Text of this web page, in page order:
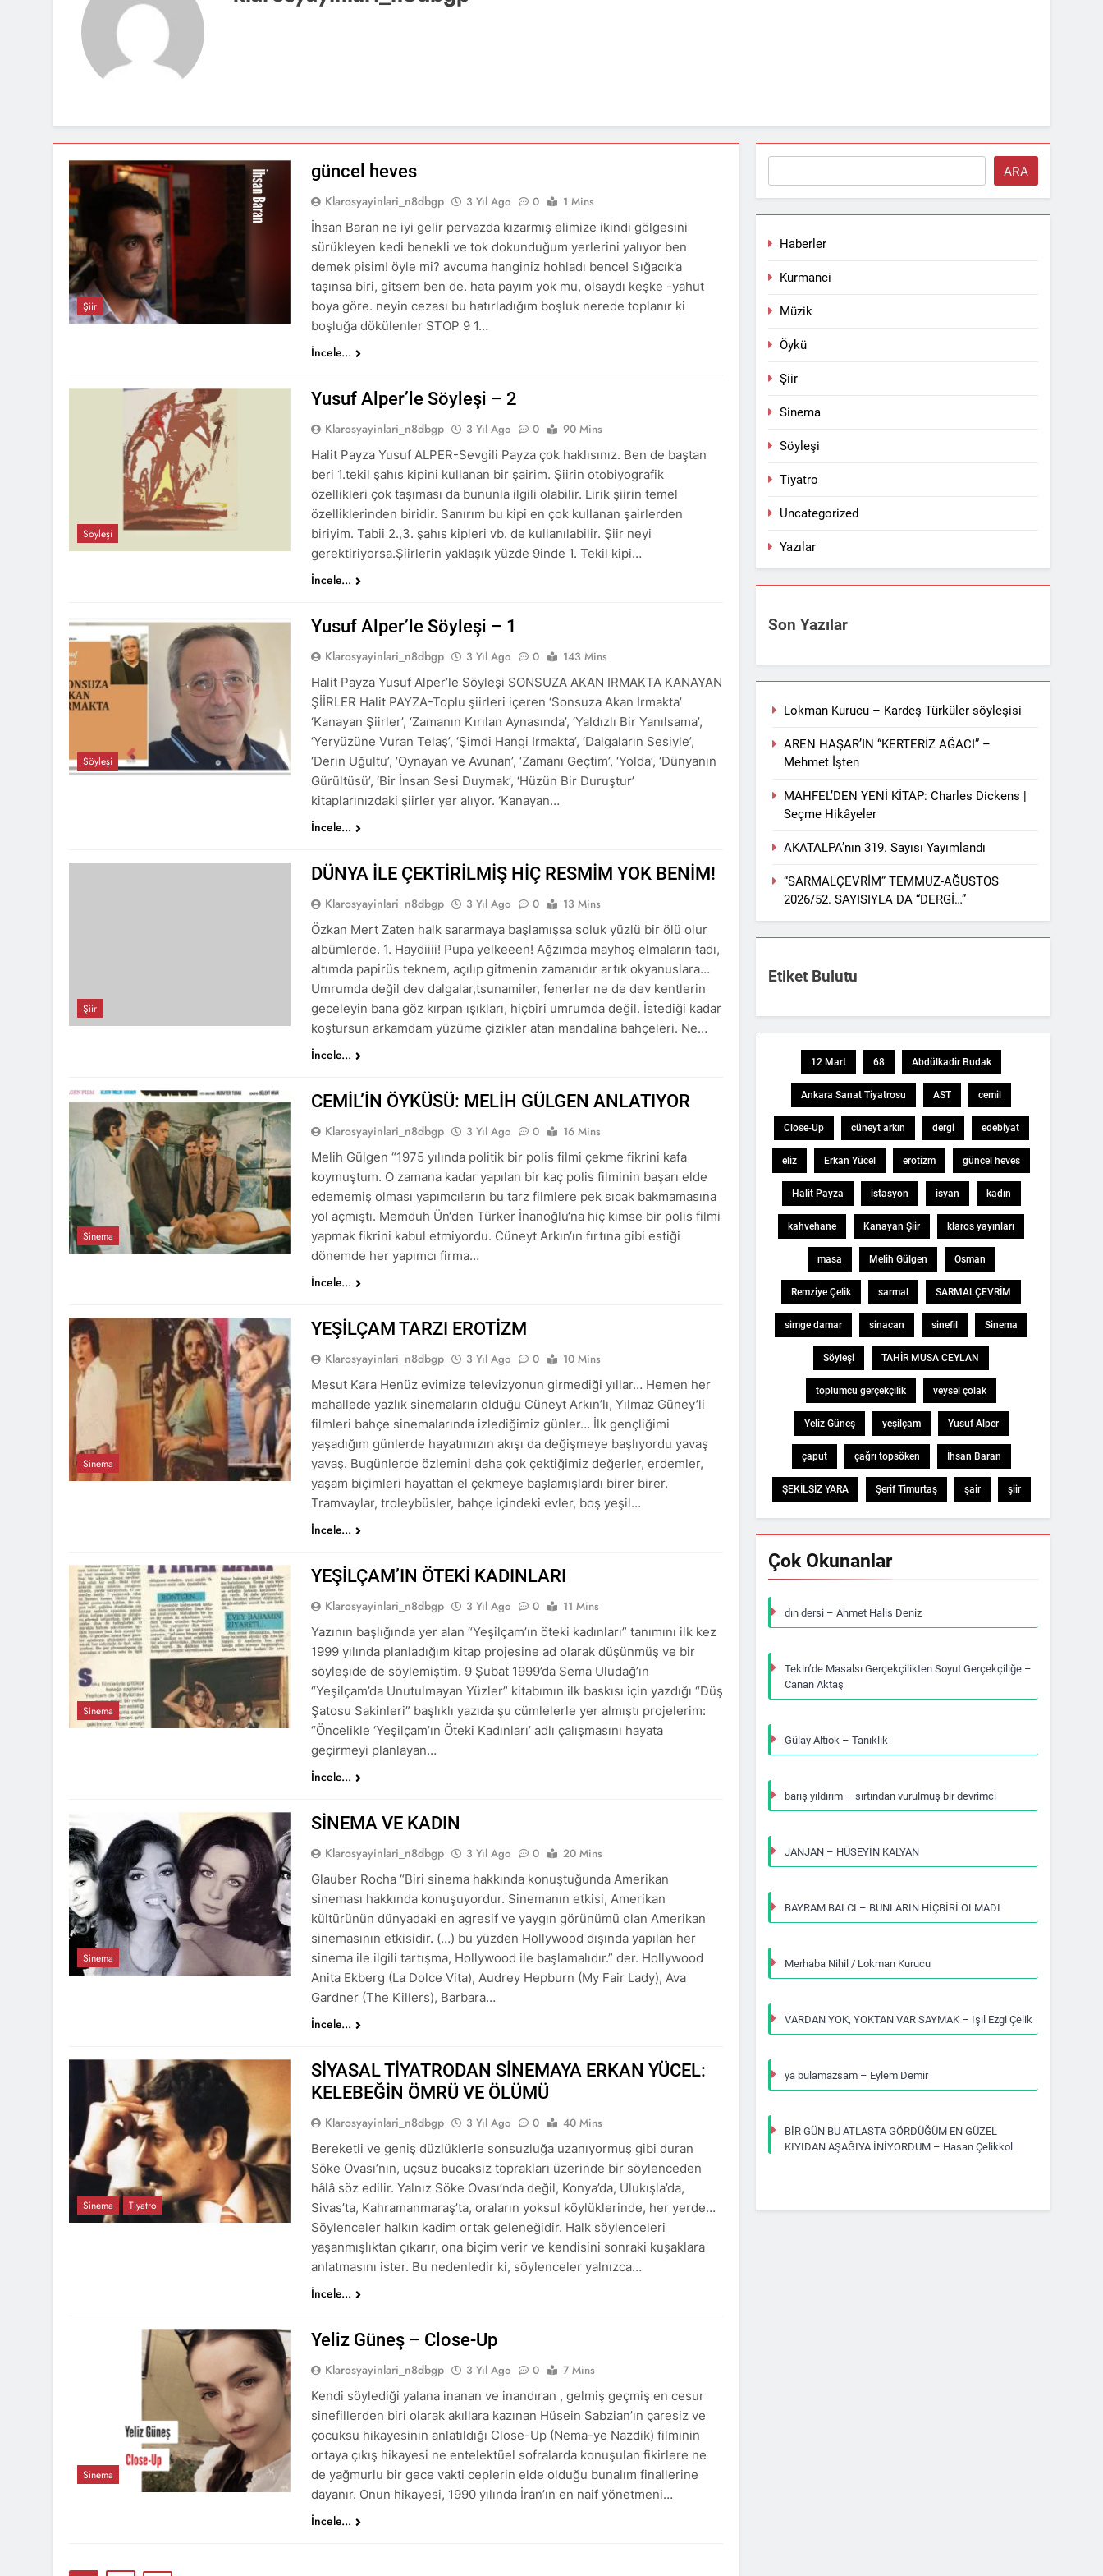
Şiir
güncel heves
Klarosyayinlari_n8dbgp 3 Yıl Ago 0
1 Mins
İhsan Baran ne iyi gelir pervazda kızarmış elimize ikindi gölgesini
sürükleyen kedi benekli ve tok dokunduğum yerlerini yalıyor ben
demek pisim! öyle mi? avcuma hanginiz hohladı bence! Sığacık’a
taşınsa biri, gitsem ben de. hata payım yok mu, olsaydı keşke -yahut
boya göre. neyin cezası bu hatırladığım boşluk nerede toplanır ki
boşluğa dökülenler STOP 9 1…
İncele...
Söyleşi
Yusuf Alper’le Söyleşi – 2
Klarosyayinlari_n8dbgp 3 Yıl Ago 0
90 Mins
Halit Payza Yusuf ALPER-Sevgili Payza çok haklısınız. Ben de baştan
beri 1.tekil şahıs kipini kullanan bir şairim. Şiirin otobiyografik
özellikleri çok taşıması da bununla ilgili olabilir. Lirik şiirin temel
özelliklerinden biridir. Sanırım bu kipi en çok kullanan şairlerden
biriyim. Tabii 2.,3. şahıs kipleri vb. de kullanılabilir. Şiir neyi
gerektiriyorsa.Şiirlerin yaklaşık yüzde 9inde 1. Tekil kipi…
İncele...
Söyleşi
Yusuf Alper’le Söyleşi – 1
Klarosyayinlari_n8dbgp 3 Yıl Ago 0
143 Mins
Halit Payza Yusuf Alper’le Söyleşi SONSUZA AKAN IRMAKTA KANAYAN
ŞİİRLER Halit PAYZA-Toplu şiirleri içeren ‘Sonsuza Akan Irmakta’
‘Kanayan Şiirler’, ‘Zamanın Kırılan Aynasında’, ‘Yaldızlı Bir Yanılsama’,
‘Yeryüzüne Vuran Telaş’, ‘Şimdi Hangi Irmakta’, ‘Dalgaların Sesiyle’,
‘Derin Uğultu’, ‘Oynayan ve Avunan’, ‘Zamanı Geçtim’, ‘Yolda’, ‘Dünyanın
Gürültüsü’, ‘Bir İnsan Sesi Duymak’, ‘Hüzün Bir Duruştur’
kitaplarınızdaki şiirler yer alıyor. ‘Kanayan…
İncele...
Şiir
DÜNYA İLE ÇEKTİRİLMİŞ HİÇ RESMİM YOK BENİM!
Klarosyayinlari_n8dbgp 3 Yıl Ago 0
13 Mins
Özkan Mert Zaten halk sararmaya başlamışsa soluk yüzlü bir ölü olur
albümlerde. 1. Haydiiii! Pupa yelkeeen! Ağzımda mayhoş elmaların tadı,
altımda papirüs teknem, açılıp gitmenin zamanıdır artık okyanuslara…
Umrumda değil dev dalgalar,tsunamiler, fenerler ne de dev kentlerin
geceleyin bana göz kırpan ışıkları, hiçbiri umrumda değil. İstediği kadar
koştursun arkamdam yüzüme çizikler atan mandalina bahçeleri. Ne…
İncele...
Sinema
CEMİL’İN ÖYKÜSÜ: MELİH GÜLGEN ANLATIYOR
Klarosyayinlari_n8dbgp 3 Yıl Ago 0
16 Mins
Melih Gülgen “1975 yılında politik bir polis filmi çekme fikrini kafa
koymuştum. O zamana kadar yapılan bir kaç polis filminin başarı elde
edememiş olması yapımcıların bu tarz filmlere pek sıcak bakmamasına
yol açmıştı. Memduh Ün‘den Türker İnanoğlu‘na hiç kimse bir polis filmi
yapmak fikrini kabul etmiyordu. Cüneyt Arkın‘ın fırtına gibi estiği
dönemde her yapımcı firma…
İncele...
Sinema
YEŞİLÇAM TARZI EROTİZM
Klarosyayinlari_n8dbgp 3 Yıl Ago 0
10 Mins
Mesut Kara Henüz evimize televizyonun girmediği yıllar… Hemen her
mahallede yazlık sinemaların olduğu Cüneyt Arkın’lı, Yılmaz Güney’li
filmleri bahçe sinemalarında izlediğimiz günler… İlk gençliğimi
yaşadığım günlerde hayatımızın akışı da değişmeye başlıyordu yavaş
yavaş. Bugünlerde özlemini daha çok çektiğimiz değerler, erdemler,
yaşam biçimleri hayattan el çekmeye başlamışlardı birer birer.
Tramvaylar, troleybüsler, bahçe içindeki evler, boş yeşil…
İncele...
Sinema
YEŞİLÇAM’IN ÖTEKİ KADINLARI
Klarosyayinlari_n8dbgp 3 Yıl Ago 0
11 Mins
Yazının başlığında yer alan “Yeşilçam’ın öteki kadınları” tanımını ilk kez
1999 yılında planladığım kitap projesine ad olarak düşünmüş ve bir
söyleşide de söylemiştim. 9 Şubat 1999’da Sema Uludağ’ın
“Yeşilçam’da Unutulmayan Yüzler” kitabımın ilk baskısı için yazdığı “Düş
Şatosu Sakinleri” başlıklı yazıda şu cümlelerle yer almıştı projelerim:
“Öncelikle ‘Yeşilçam’ın Öteki Kadınları’ adlı çalışmasını hayata
geçirmeyi planlayan…
İncele...
Sinema
SİNEMA VE KADIN
Klarosyayinlari_n8dbgp 3 Yıl Ago 0
20 Mins
Glauber Rocha “Biri sinema hakkında konuştuğunda Amerikan
sineması hakkında konuşuyordur. Sinemanın etkisi, Amerikan
kültürünün dünyadaki en agresif ve yaygın görünümü olan Amerikan
sinemasının etkisidir. (…) bu yüzden Hollywood dışında yapılan her
sinema ile ilgili tartışma, Hollywood ile başlamalıdır.” der. Hollywood
Anita Ekberg (La Dolce Vita), Audrey Hepburn (My Fair Lady), Ava
Gardner (The Killers), Barbara…
İncele...
Sinema Tiyatro
SİYASAL TİYATRODAN SİNEMAYA ERKAN YÜCEL:
KELEBEĞİN ÖMRÜ VE ÖLÜMÜ
Klarosyayinlari_n8dbgp 3 Yıl Ago 0
40 Mins
Bereketli ve geniş düzlüklerle sonsuzluğa uzanıyormuş gibi duran
Söke Ovası’nın, uçsuz bucaksız toprakları üzerinde bir söylenceden
hâlâ söz edilir. Yalnız Söke Ovası’nda değil, Konya’da, Ulukışla’da,
Sivas’ta, Kahramanmaraş’ta, oraların yoksul köylüklerinde, her yerde…
Söylenceler halkın kadim ortak geleneğidir. Halk söylenceleri
yaşanmışlıktan çıkarır, ona biçim verir ve kendisini sonraki kuşaklara
anlatmasını ister. Bu nedenledir ki, söylenceler yalnızca…
İncele...
Sinema
Yeliz Güneş – Close-Up
Klarosyayinlari_n8dbgp 3 Yıl Ago 0
7 Mins
Kendi söylediği yalana inanan ve inandıran , gelmiş geçmiş en cesur
sinefillerden biri olarak akıllara kazınan Hüsein Sabzian’ın çaresiz ve
çocuksu hikayesinin anlatıldığı Close-Up (Nema-ye Nazdik) filminin
ortaya çıkış hikayesi ne entelektüel sofralarda konuşulan fikirlere ne
de yağmurlu bir gece vakti ceplerin elde olduğu bunalım finallerine
dayanır. Onun hikayesi, 1990 yılında İran’ın en naif yönetmeni…
İncele...
ARA
Haberler
Kurmanci
Müzik
Öykü
Şiir
Sinema
Söyleşi
Tiyatro
Uncategorized
Yazılar
Son Yazılar
Lokman Kurucu – Kardeş Türküler söyleşisi
AREN HAŞAR’IN “KERTERİZ AĞACI” –
Mehmet İşten
MAHFEL’DEN YENİ KİTAP: Charles Dickens |
Seçme Hikâyeler
AKATALPA’nın 319. Sayısı Yayımlandı
“SARMALÇEVRİM” TEMMUZ-AĞUSTOS
2026/52. SAYISIYLA DA “DERGİ…”
Etiket Bulutu
12 Mart 68 Abdülkadir Budak
Ankara Sanat Tiyatrosu AST cemil
Close-Up cüneyt arkın dergi edebiyat
eliz Erkan Yücel erotizm güncel heves
Halit Payza istasyon isyan kadın
kahvehane Kanayan Şiir klaros yayınları
masa Melih Gülgen Osman
Remziye Çelik sarmal SARMALÇEVRİM
simge damar sinacan sinefil Sinema
Söyleşi TAHİR MUSA CEYLAN
toplumcu gerçekçilik veysel çolak
Yeliz Güneş yeşilçam Yusuf Alper
çaput çağrı topsöken İhsan Baran
ŞEKİLSİZ YARA Şerif Timurtaş şair şiir
Çok Okunanlar
dın dersi – Ahmet Halis Deniz
Tekin’de Masalsı Gerçekçilikten Soyut Gerçekçiliğe –
Canan Aktaş
Gülay Altıok – Tanıklık
barış yıldırım – sırtından vurulmuş bir devrimci
JANJAN – HÜSEYİN KALYAN
BAYRAM BALCI – BUNLARIN HİÇBİRİ OLMADI
Merhaba Nihil / Lokman Kurucu
VARDAN YOK, YOKTAN VAR SAYMAK – Işıl Ezgi Çelik
ya bulamazsam – Eylem Demir
BİR GÜN BU ATLASTA GÖRDÜĞÜM EN GÜZEL
KIYIDAN AŞAĞIYA İNİYORDUM – Hasan Çelikkol